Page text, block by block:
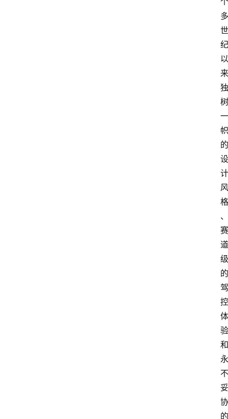
多
世
纪
以
来
独
树
一
帜
的
设
计
风
格
、
赛
道
级
的
驾
控
体
验
和
永
不
妥
协
的